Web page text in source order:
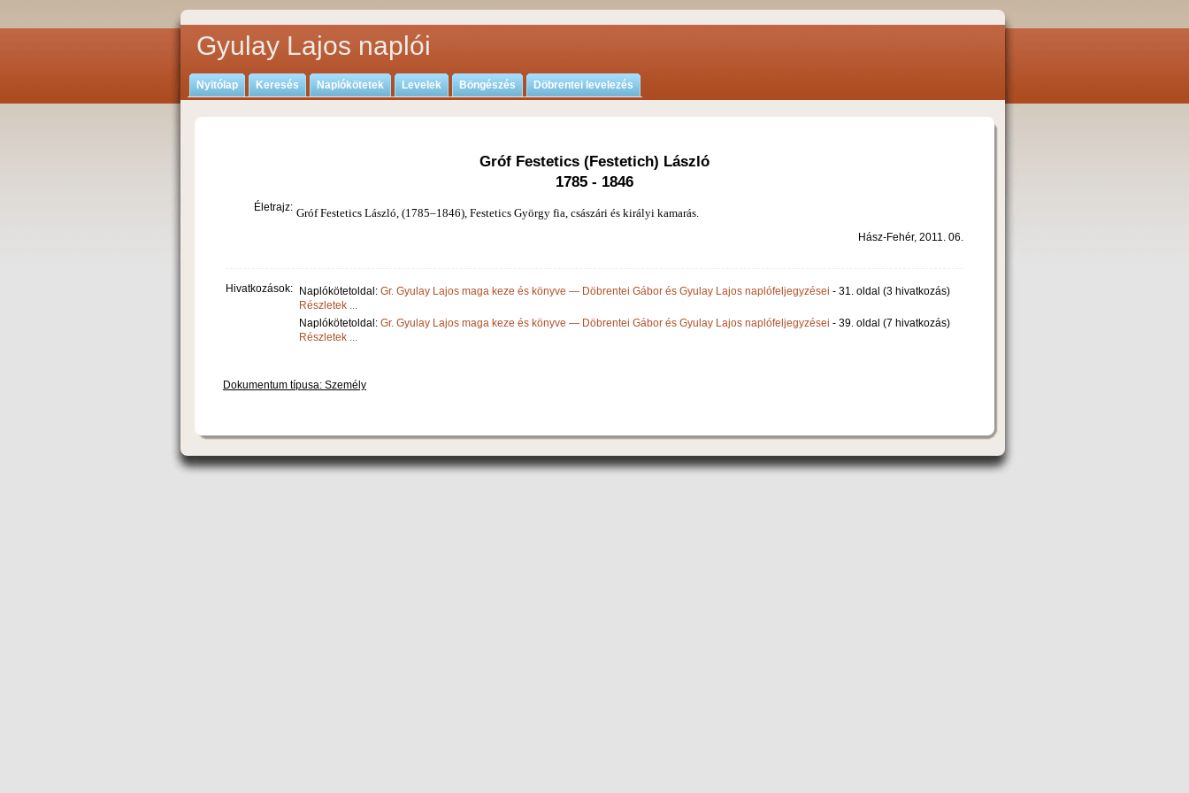
Gyulay Lajos naplói
Nyitólap Keresés Naplókötetek Levelek Böngészés Döbrentei levelezés
Gróf Festetics (Festetich) László
1785 - 1846
Életrajz: Gróf Festetics László, (1785–1846), Festetics György fia, császári és ki­rályi kamarás.
Hász-Fehér, 2011. 06.
Hivatkozások: Naplókötetoldal: Gr. Gyulay Lajos maga keze és könyve — Döbrentei Gábor és Gyulay Lajos naplófeljegyzései - 31. oldal (3 hivatkozás)
Részletek ...
Naplókötetoldal: Gr. Gyulay Lajos maga keze és könyve — Döbrentei Gábor és Gyulay Lajos naplófeljegyzései - 39. oldal (7 hivatkozás)
Részletek ...
Dokumentum típusa: Személy